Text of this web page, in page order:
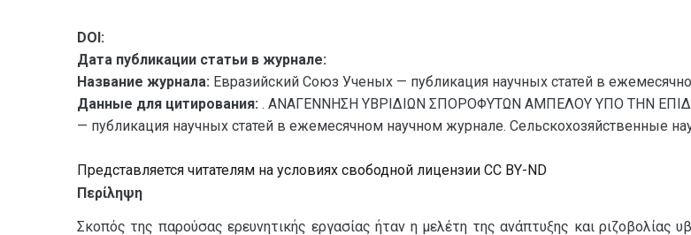
DOI:
Дата публикации статьи в журнале:
Название журнала: Евразийский Союз Ученых — публикация научных статей в
Данные для цитирования: . ΑΝΑΓΕΝΝΗΣΗ ΥΒΡΙΔΙΩΝ ΣΠΟΡΟΦΥΤΩΝ ΑΜΠΕΛΟΥ ΥΠΟ ΤΗΝ
— публикация научных статей в ежемесячном научном журнале. Сельскохозяйственные
Представляется читателям на условиях свободной лицензии CC BY-ND
Περίληψη
Σκοπός της παρούσας ερευνητικής εργασίας ήταν η μελέτη της ανάπτυξης και